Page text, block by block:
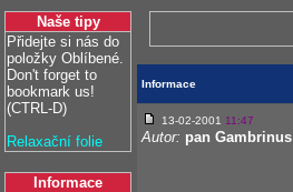
Naše tipy
Přidejte si nás do
položky Oblíbené.
Don't forget to
bookmark us!
(CTRL-D)
Relaxační folie
Informace
Informace
13-02-2001 11:47
Autor: pan Gambrinus